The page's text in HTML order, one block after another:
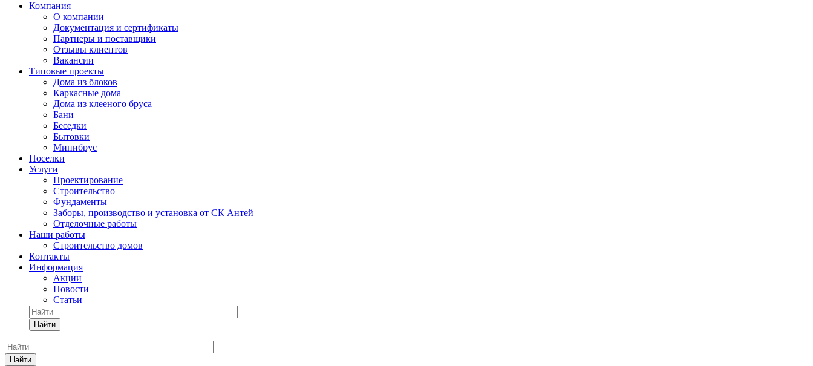
Компания
О компании
Документация и сертификаты
Партнеры и поставщики
Отзывы клиентов
Вакансии
Типовые проекты
Дома из блоков
Каркасные дома
Дома из клееного бруса
Бани
Беседки
Бытовки
Минибрус
Поселки
Услуги
Проектирование
Строительство
Фундаменты
Заборы, производство и установка от СК Антей
Отделочные работы
Наши работы
Строительство домов
Контакты
Информация
Акции
Новости
Статьи
Найти
Найти